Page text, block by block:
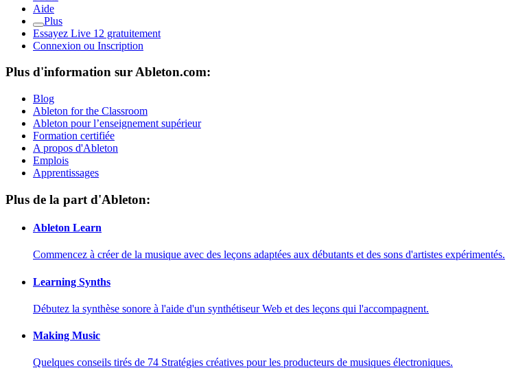
Aide
Plus
Essayez Live 12 gratuitement
Connexion ou Inscription
Plus d'information sur Ableton.com:
Blog
Ableton for the Classroom
Ableton pour l’enseignement supérieur
Formation certifiée
A propos d'Ableton
Emplois
Apprentissages
Plus de la part d'Ableton:
Ableton Learn
Commencez à créer de la musique avec des leçons adaptées aux débutants et des sons d'artistes expérimentés.
Learning Synths
Débutez la synthèse sonore à l'aide d'un synthétiseur Web et des leçons qui l'accompagnent.
Making Music
Quelques conseils tirés de 74 Stratégies créatives pour les producteurs de musiques électroniques.